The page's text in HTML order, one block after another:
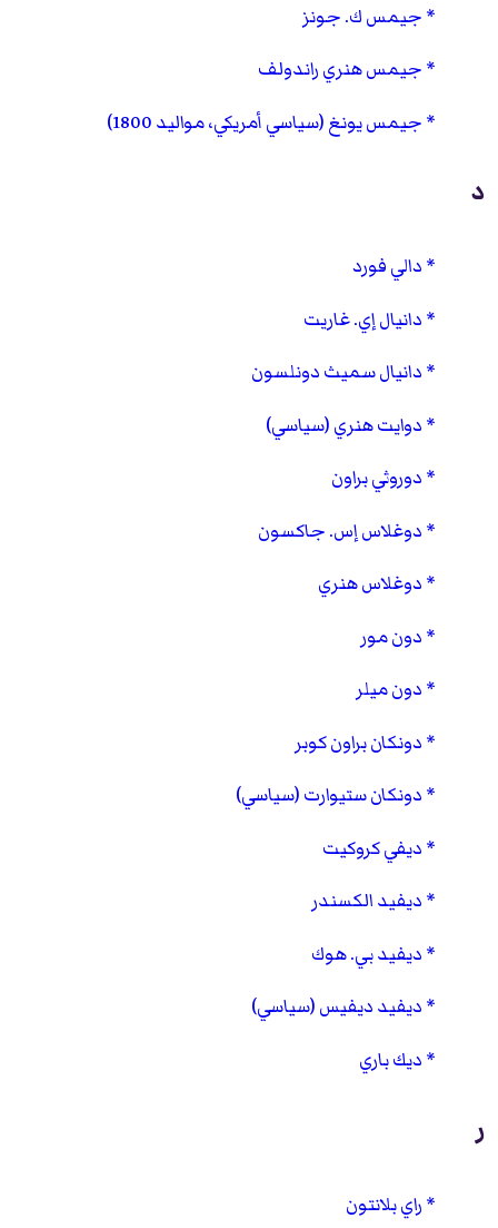
جيمس ك. جونز
جيمس هنري راندولف
جيمس يونغ (سياسي أمريكي، مواليد 1800)
د
دالي فورد
دانيال إي. غاريت
دانيال سميث دونلسون
دوايت هنري (سياسي)
دوروثي براون
دوغلاس إس. جاكسون
دوغلاس هنري
دون مور
دون ميلر
دونكان براون كوبر
دونكان ستيوارت (سياسي)
ديفي كروكيت
ديفيد الكسندر
ديفيد بي. هوك
ديفيد ديفيس (سياسي)
ديك باري
ر
راي بلانتون